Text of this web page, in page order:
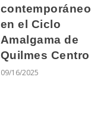
contemporáneo
en el Ciclo
Amalgama de
Quilmes Centro
09/16/2025